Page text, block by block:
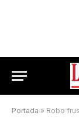
Portada » Robo